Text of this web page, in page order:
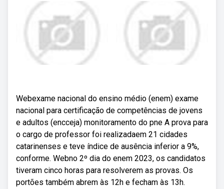
Webexame nacional do ensino médio (enem) exame
nacional para certificação de competências de jovens
e adultos (encceja) monitoramento do pne A prova para
o cargo de professor foi realizadaem 21 cidades
catarinenses e teve índice de ausência inferior a 9%,
conforme. Webno 2º dia do enem 2023, os candidatos
tiveram cinco horas para resolverem as provas. Os
portões também abrem às 12h e fecham às 13h.